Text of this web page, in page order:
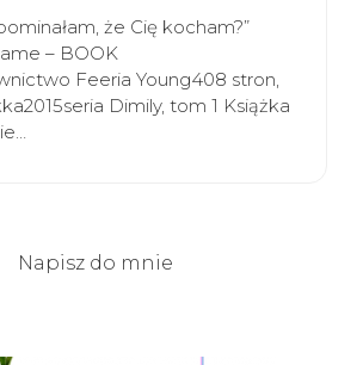
że Cię kocham?”
– BOOK
Feeria Young408 stron,
Dimily, tom 1 Książka
Napisz do mnie